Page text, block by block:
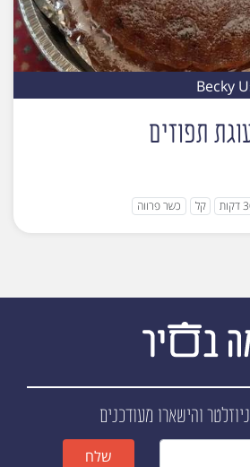
Becky
תפוזים
קל כשר פרווה
והישארו מעודכנים
שלח